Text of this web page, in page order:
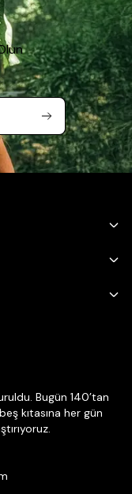
Bugün 140’tan
kıtasına her gün